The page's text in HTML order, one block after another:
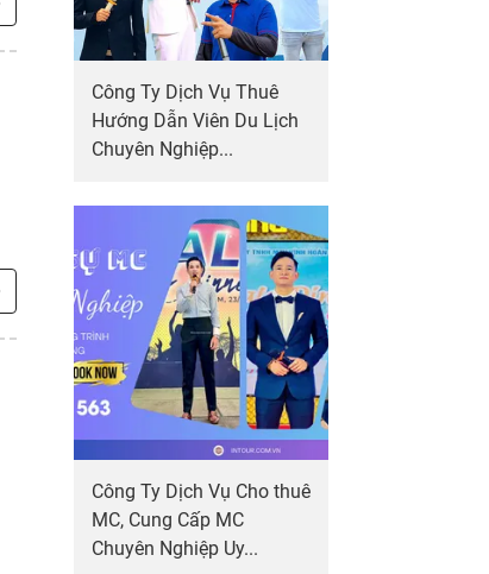
Công Ty Dịch Vụ Thuê
Hướng Dẫn Viên Du Lịch
Chuyên Nghiệp...
Công Ty Dịch Vụ Cho thuê
MC, Cung Cấp MC
Chuyên Nghiệp Uy...